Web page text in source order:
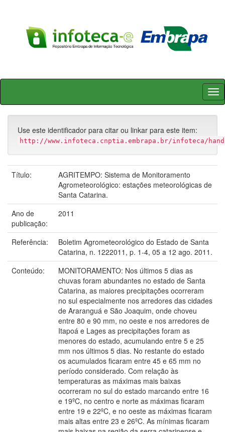
Skip
Use este identificador para citar ou linkar para este item:
http://www.infoteca.cnptia.embrapa.br/infoteca/
Título:
AGRITEMPO: Sistema de Monitoramento
Agrometeorológico: estações meteorológicas de
Santa Catarina.
Ano de
publicação:
2011
Referência:
Boletim Agrometeorológico do Estado de Santa
Catarina, n. 1222011, p. 1-4, 05 a 12 ago. 2011.
Conteúdo:
MONITORAMENTO: Nos últimos 5 dias as
chuvas foram abundantes no estado de Santa
Catarina, as maiores precipitações ocorreram
no sul especialmente nos arredores das cidades
de Araranguá e São Joaquim, onde choveu
entre 80 e 90 mm, no oeste e nos arredores de
Itapoá e Lages as precipitações foram as
menores do estado, acumulando entre 5 e 25
mm nos últimos 5 dias. No restante do estado
os acumulados ficaram entre 45 e 65 mm no
período considerado. Com relação às
temperaturas as máximas mais baixas
ocorreram no sul do estado marcando entre 16
e 19ºC, no centro e norte as máximas ficaram
entre 19 e 22ºC, e no oeste as máximas ficaram
mais altas entre 23 e 26ºC. As mínimas ficaram